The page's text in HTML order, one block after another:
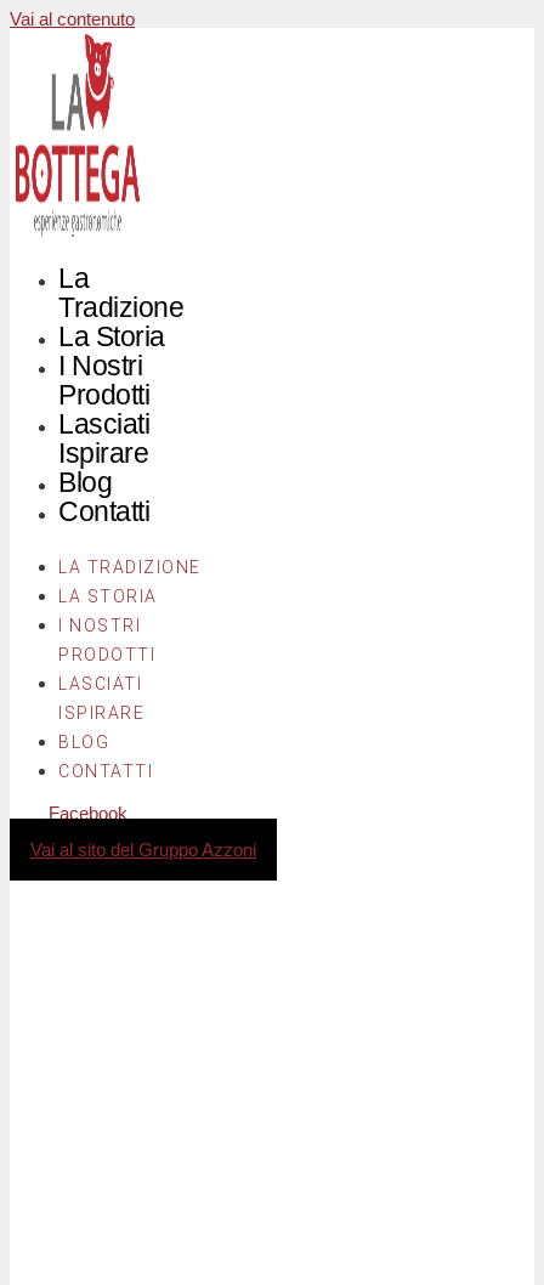
Vai al contenuto
La
Tradizione
La Storia
I Nostri
Prodotti
Lasciati
Ispirare
Blog
Contatti
LA TRADIZIONE
LA STORIA
I NOSTRI
PRODOTTI
LASCIATI
ISPIRARE
BLOG
CONTATTI
Facebook
Vai al sito del Gruppo Azzoni